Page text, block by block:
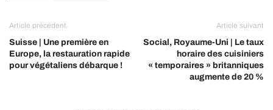
Article précédent
Suisse | Une première en
Europe, la restauration rapide
pour végétaliens débarque !
Article suivant
Social, Royaume-Uni | Le taux
horaire des cuisiniers
« temporaires » britanniques
augmente de 20 %